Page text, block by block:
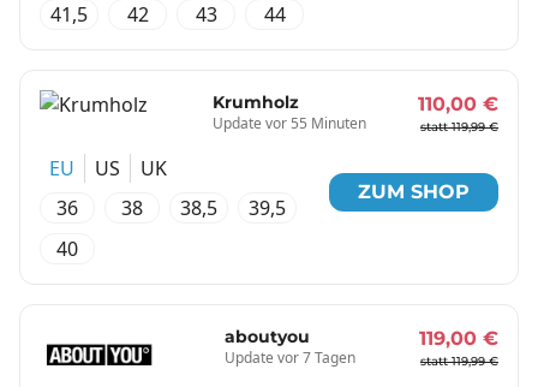
41,5
42 43 44
Krumholz
Update vor 55 Minuten
110,00 €
statt 119,99 €
EU US
UK
36
38 38,5
39,5
40
ZUM SHOP
aboutyou
Update vor 7 Tagen
119,00 €
statt 119,99 €